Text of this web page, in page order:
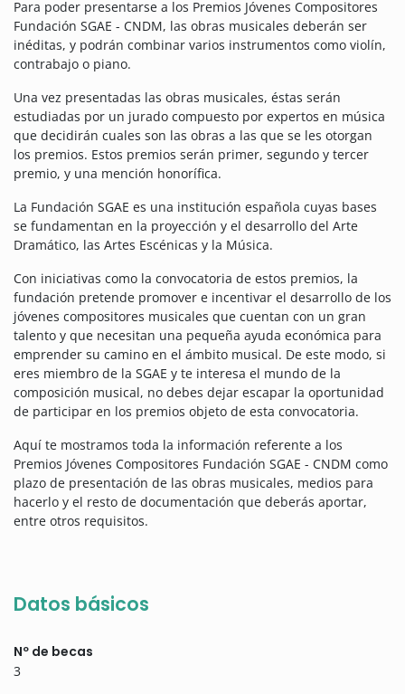
Para poder presentarse a los Premios Jóvenes Compositores
Fundación SGAE - CNDM, las obras musicales deberán ser
inéditas, y podrán combinar varios instrumentos como violín,
contrabajo o piano.
Una vez presentadas las obras musicales, éstas serán
estudiadas por un jurado compuesto por expertos en música
que decidirán cuales son las obras a las que se les otorgan
los premios. Estos premios serán primer, segundo y tercer
premio, y una mención honorífica.
La Fundación SGAE es una institución española cuyas bases
se fundamentan en la proyección y el desarrollo del Arte
Dramático, las Artes Escénicas y la Música.
Con iniciativas como la convocatoria de estos premios, la
fundación pretende promover e incentivar el desarrollo de los
jóvenes compositores musicales que cuentan con un gran
talento y que necesitan una pequeña ayuda económica para
emprender su camino en el ámbito musical. De este modo, si
eres miembro de la SGAE y te interesa el mundo de la
composición musical, no debes dejar escapar la oportunidad
de participar en los premios objeto de esta convocatoria.
Aquí te mostramos toda la información referente a los
Premios Jóvenes Compositores Fundación SGAE - CNDM como
plazo de presentación de las obras musicales, medios para
hacerlo y el resto de documentación que deberás aportar,
entre otros requisitos.
Datos básicos
Nº de becas
3